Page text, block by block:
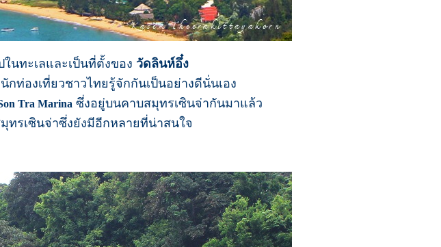
นทะเลและเป็นที่ตั้งของ วัดลินห์อึ๋ง
ท่องเที่ยวชาวไทยรู้จักกันเป็นอย่างดีนั่นเอง
Tra Marina ซึ่งอยู่บนคาบสมุทรเซินจ่ากันมาแล้ว
รเซินจ่าซึ่งยังมีอีกหลายที่น่าสนใจ